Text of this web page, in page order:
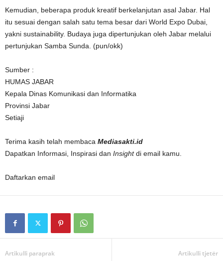
Kemudian, beberapa produk kreatif berkelanjutan asal Jabar. Hal
itu sesuai dengan salah satu tema besar dari World Expo Dubai,
yakni sustainability. Budaya juga dipertunjukan oleh Jabar melalui
pertunjukan Samba Sunda. (pun/okk)
Sumber :
HUMAS JABAR
Kepala Dinas Komunikasi dan Informatika
Provinsi Jabar
Setiaji
Terima kasih telah membaca Mediasakti.id
Dapatkan Informasi, Inspirasi dan Insightdi email kamu.
Daftarkan email
Artikulli paraprak Artikulli tjetër